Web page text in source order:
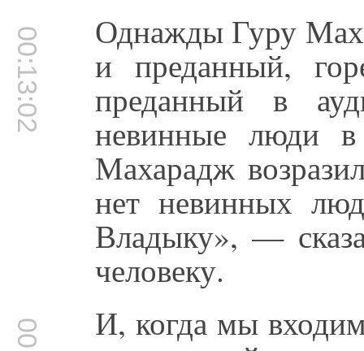
00:13:02 Однажды Гуру
и преданный,
преданный в
невинные люди
Махарадж
нет невинных
Владыку», —
человеку.
И, когда мы